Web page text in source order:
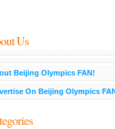
Us
Beijing Olympics FAN!
On Beijing Olympics